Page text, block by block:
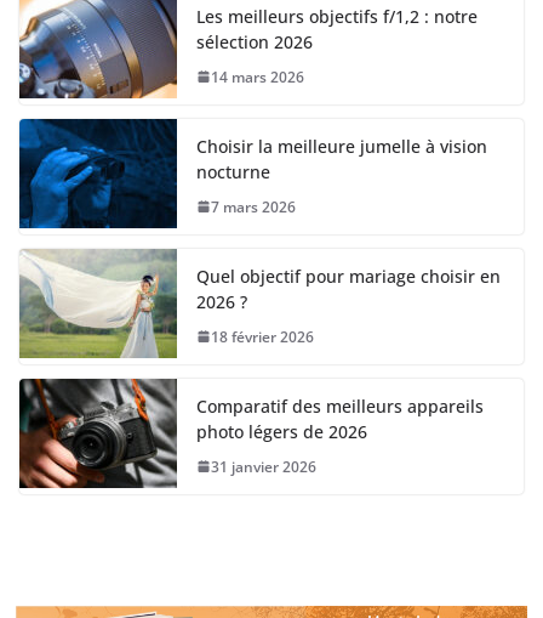
Les meilleurs objectifs f/1,2 : notre
sélection 2026
14 mars 2026
Choisir la meilleure jumelle à vision
nocturne
7 mars 2026
Quel objectif pour mariage choisir en
2026 ?
18 février 2026
Comparatif des meilleurs appareils
photo légers de 2026
31 janvier 2026